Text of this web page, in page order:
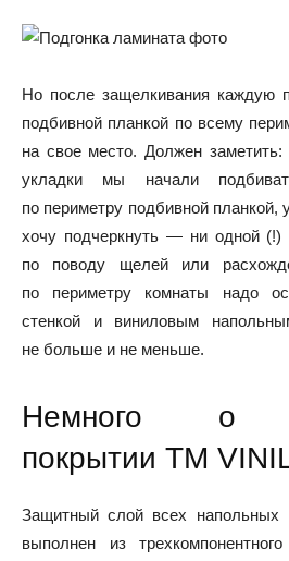
Но после защелкивания каждую
подбивной планкой по всему
на свое место. Должен заметить:
укладки мы начали
по периметру подбивной планкой,
хочу подчеркнуть — ни одной (!)
по поводу щелей или
по периметру комнаты надо
стенкой и виниловым
не больше и не меньше.
Немного о
покрытии ТМ
Защитный слой всех напольных
выполнен из